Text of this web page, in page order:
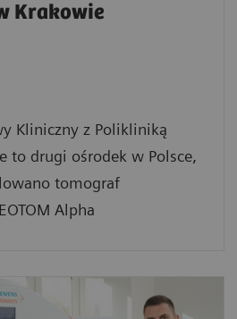
Krakowie
Kliniczny z Polikliniką
to drugi ośrodek w Polsce,
tomograf
Alpha